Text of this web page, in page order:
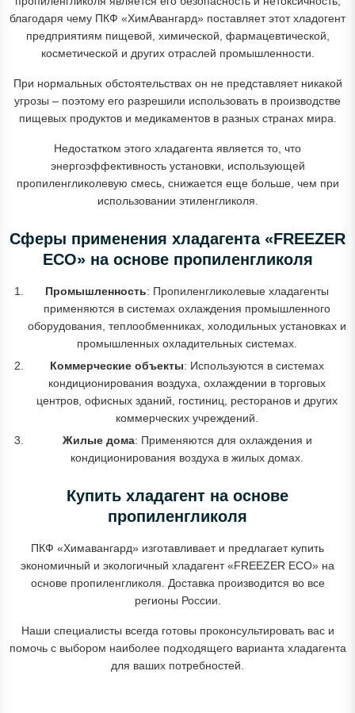
благодаря чему ПКФ «ХимАвангард» поставляет этот хладогент
предприятиям пищевой, химической, фармацевтической,
косметической и других отраслей промышленности.
При нормальных обстоятельствах он не представляет никакой
угрозы – поэтому его разрешили использовать в производстве
пищевых продуктов и медикаментов в разных странах мира.
Недостатком этого хладагента является то, что
энергоэффективность установки, использующей
пропиленгликолевую смесь, снижается еще больше, чем при
использовании этиленгликоля.
Сферы применения хладагента «FREEZER
ECO» на основе пропиленгликоля
Промышленность: Пропиленгликолевые хладагенты
применяются в системах охлаждения промышленного
оборудования, теплообменниках, холодильных установках и
промышленных охладительных системах.
Коммерческие объекты: Используются в системах
кондиционирования воздуха, охлаждении в торговых
центров, офисных зданий, гостиниц, ресторанов и других
коммерческих учреждений.
Жилые дома: Применяются для охлаждения и
кондиционирования воздуха в жилых домах.
Купить хладагент на основе
пропиленгликоля
ПКФ «Химавангард» изготавливает и предлагает купить
экономичный и экологичный хладагент «FREEZER ECO» на
основе пропиленгликоля. Доставка производится во все
регионы России.
Наши специалисты всегда готовы проконсультировать вас и
помочь с выбором наиболее подходящего варианта хладагента
для ваших потребностей.